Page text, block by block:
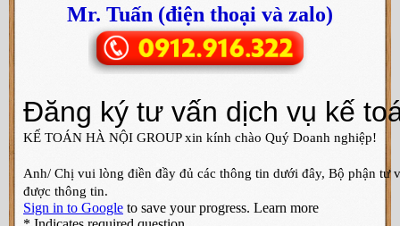
Mr. Tuấn (điện thoại và zalo)